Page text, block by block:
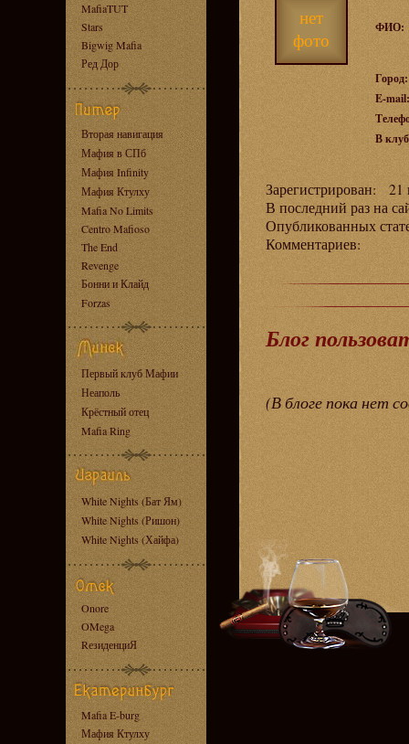
MafiaTUT
Stars
Bigwig Mafia
Ред Дор
Вторая навигация
Мафия в СПб
Мафия Infinity
Мафия Ктулху
Mafia No Limits
Centro Mafioso
The End
Revenge
Бонни и Клайд
Forzas
Первый клуб Мафии
Неаполь
Крёстный отец
Mafia Ring
White Nights (Бат Ям)
White Nights (Ришон)
White Nights (Хайфа)
Onore
OMega
RезиденциЯ
Mafia E-burg
Мафия Ктулху
нет
фото
ФИО:
Город:
E-mail:
В
Зарегистрирован: 21
В последний раз на
Опубликованных
Комментариев:
Блог
(В блоге пока нет